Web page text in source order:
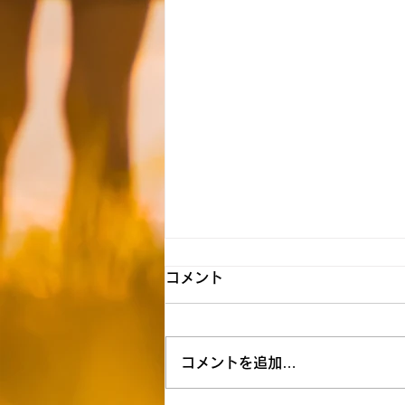
【飯能】☆8月7日（金） 送
迎時間のお知らせ☆
い為空きが出来次第ご連絡いたし
ます。 ≪ご自宅お迎え到着時間
コメント
コメントを追加…